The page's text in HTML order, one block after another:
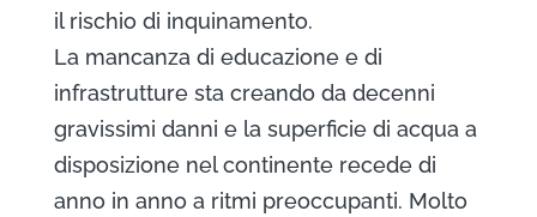
il rischio di inquinamento.
La mancanza di educazione e di
infrastrutture sta creando da decenni
gravissimi danni e la superficie di acqua a
disposizione nel continente recede di
anno in anno a ritmi preoccupanti. Molto